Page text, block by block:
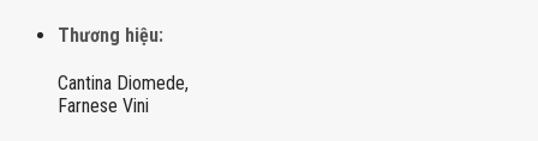
Thương hiệu:
Cantina Diomede,
Farnese Vini